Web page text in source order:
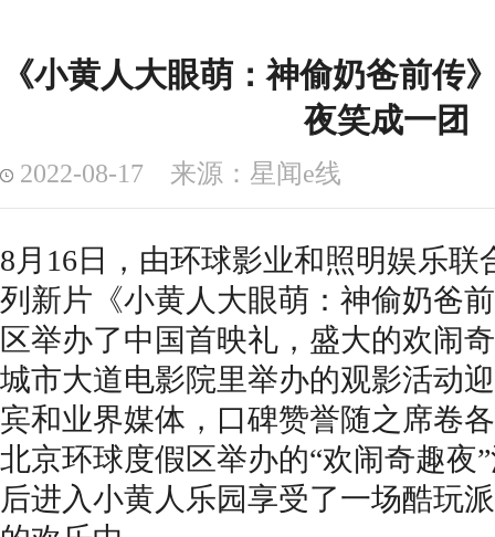
《小黄人大眼萌：神偷奶爸前传
夜笑成一团
2022-08-17 来源：星闻e线
8月 16日 ， 由环球影业和照明娱乐联
列新片《小黄人大眼萌：神偷奶爸
区举办了中国首映礼 ， 盛大的欢闹
城市大道电影院里举办的观影活动
宾和业界媒体 ， 口碑赞誉随之席卷
北京环球度假区举办的“欢闹奇趣夜”
后进入小黄人乐园享受了一场酷玩